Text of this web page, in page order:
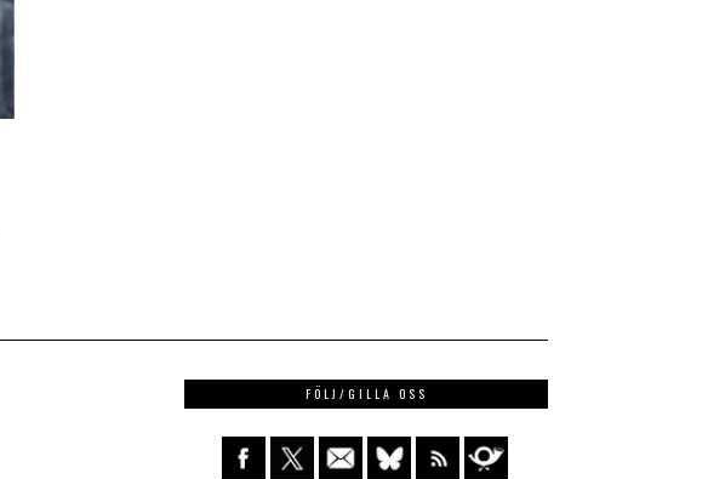
FÖLJ/GILLA OSS